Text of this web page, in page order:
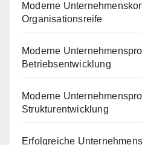
Moderne
Organisationsreife
Moderne
Betriebsentwicklung
Moderne
Strukturentwicklung
Erfolgreiche